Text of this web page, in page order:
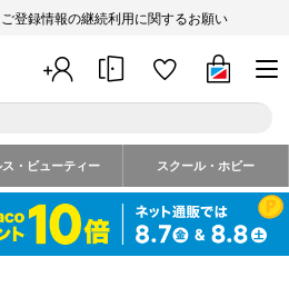
ご登録情報の継続利用に関するお願い
ス・ビューティー スクール・ホビー